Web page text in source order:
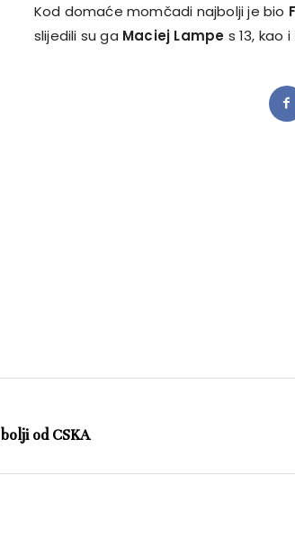
Kod domaće momčadi najbolji je bio
slijedili su ga Maciej Lampe s 13, kao i
od CSKA